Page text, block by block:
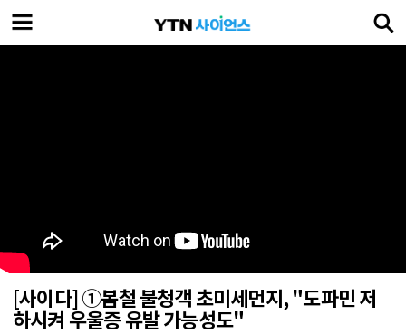
[사이다] ①봄철 불청객 초미세먼지, "도파민 저
하시켜 우울증 유발 가능성도"